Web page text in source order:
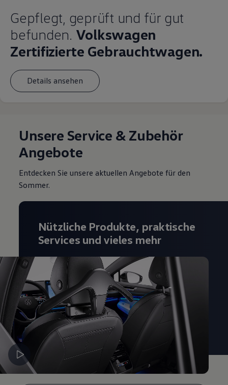
Gepflegt, geprüft und für gut
befunden. Volkswagen
Zertifizierte Gebrauchtwagen.
Details ansehen
Unsere Service & Zubehör
Angebote
Entdecken Sie unsere aktuellen Angebote für den
Sommer.
Nützliche Produkte, praktische
Services und vieles mehr